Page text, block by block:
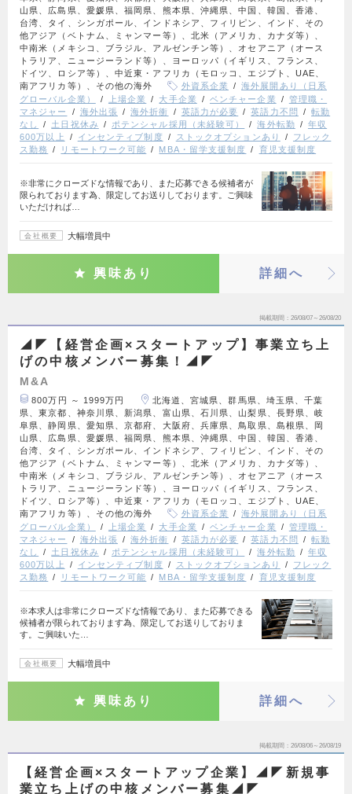
山県、広島県、愛媛県、福岡県、熊本県、沖縄県、中国、韓国、香港、
台湾、タイ、シンガポール、インドネシア、フィリピン、インド、その
他アジア（ベトナム、ミャンマー等）、北米（アメリカ、カナダ等）、
中南米（メキシコ、ブラジル、アルゼンチン等）、オセアニア（オース
トラリア、ニュージーランド等）、ヨーロッパ（イギリス、フランス、
ドイツ、ロシア等）、中近東・アフリカ（モロッコ、エジプト、UAE、
南アフリカ等）、その他の海外
外資系企業
海外展開あり（日系
グローバル企業）
上場企業 大手企業 ベンチャー企業
管理職・
マネジャー
海外出張 海外折衝 英語力が必要 英語力不問
転勤
なし
土日祝休み ポテンシャル採用（未経験可） 海外転勤
年収
600万以上
インセンティブ制度 ストックオプションあり
フレック
ス勤務
リモートワーク可能 MBA・留学支援制度 育児支援制度
※非常にクローズドな情報であり、また応募できる候補者が
限られております為、限定してお送りしております。ご興味
いただければ…
会社概要 大幅増員中
興味あり 詳細へ
掲載期間 26/08/07～26/08/20
◢◤【経営企画×スタートアップ】事業立ち上
げの中核メンバー募集！◢◤
M&A
800万円 ～ 1999万円
北海道、宮城県、群馬県、埼玉県、千葉
県、東京都、神奈川県、新潟県、富山県、石川県、山梨県、長野県、岐
阜県、静岡県、愛知県、京都府、大阪府、兵庫県、鳥取県、島根県、岡
山県、広島県、愛媛県、福岡県、熊本県、沖縄県、中国、韓国、香港、
台湾、タイ、シンガポール、インドネシア、フィリピン、インド、その
他アジア（ベトナム、ミャンマー等）、北米（アメリカ、カナダ等）、
中南米（メキシコ、ブラジル、アルゼンチン等）、オセアニア（オース
トラリア、ニュージーランド等）、ヨーロッパ（イギリス、フランス、
ドイツ、ロシア等）、中近東・アフリカ（モロッコ、エジプト、UAE、
南アフリカ等）、その他の海外
外資系企業
海外展開あり（日系
グローバル企業）
上場企業 大手企業 ベンチャー企業
管理職・
マネジャー
海外出張 海外折衝 英語力が必要 英語力不問
転勤
なし
土日祝休み ポテンシャル採用（未経験可） 海外転勤
年収
600万以上
インセンティブ制度 ストックオプションあり
フレック
ス勤務
リモートワーク可能 MBA・留学支援制度 育児支援制度
※本求人は非常にクローズドな情報であり、また応募できる
候補者が限られております為、限定してお送りしておりま
す。ご興味いた…
会社概要 大幅増員中
興味あり 詳細へ
掲載期間 26/08/06～26/08/19
【経営企画×スタートアップ企業】◢◤新規事
業立ち上げの中核メンバー募集◢◤